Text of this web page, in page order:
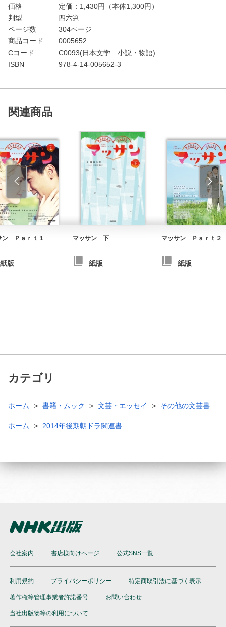
価格
定価： 1,430円（本体1,300円）
判型
四六判
ページ数
304ページ
商品コード
0005652
Cコード
C0093(日本文学 小説・物語)
ISBN
978-4-14-005652-3
関連商品
ン Ｐａｒｔ１
紙版
マッサン 下
紙版
マッサン Ｐａｒｔ２
紙版
カテゴリ
ホーム 書籍・ムック 文芸・エッセイ その他の文芸書
ホーム 2014年後期朝ドラ関連書
会社案内 書店様向けページ 公式SNS一覧
利用規約 プライバシーポリシー 特定商取引法に基づく表示
著作権等管理事業者許諾番号 お問い合わせ
当社出版物等の利用について